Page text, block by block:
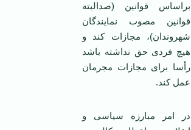
براساس قوانین (صدالبته
قوانین مصوب نمایندگان
شهروندان)، مجازات کند و
هیچ فردی حق نداشته باشد
رأسا برای مجازات مجرمان
عمل کند.
در امر مبارزه سیاسی و